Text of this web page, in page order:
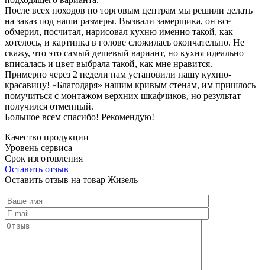
После всех походов по торговым центрам мы решили делать
на заказ под наши размеры. Вызвали замерщика, он все
обмерил, посчитал, нарисовал кухню именно такой, как
хотелось, и картинка в голове сложилась окончательно. Не
скажу, что это самый дешевый вариант, но кухня идеально
вписалась и цвет выбрала такой, как мне нравится.
Примерно через 2 недели нам установили нашу кухню-
красавицу! «Благодаря» нашим кривым стенам, им пришлось
помучиться с монтажом верхних шкафчиков, но результат
получился отменный.
Большое всем спасибо! Рекомендую!
Качество продукции
Уровень сервиса
Срок изготовления
Оставить отзыв
Оставить отзыв на товар Жизель